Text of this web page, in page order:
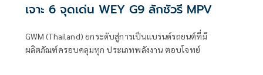
เจาะ 6 จุดเด่น WEY G9 ลักชัวรี MPV
GWM (Thailand) ยกระดับสู่การเป็นแบรนด์รถยนต์ที่มี
ผลิตภัณฑ์ครอบคลุมทุก ประเภทพลังงาน ตอบโจทย์